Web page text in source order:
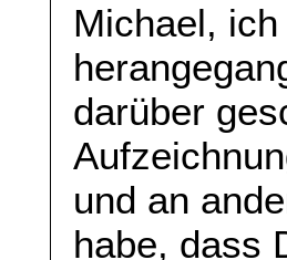
Michael,
darüber
und an
habe, dass